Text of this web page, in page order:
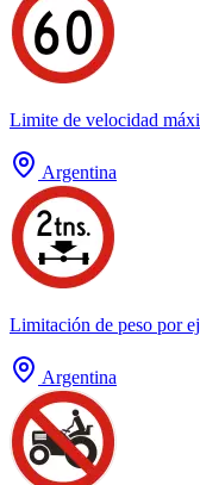
Limite de velocidad
Argentina
Limitación de peso por
Argentina